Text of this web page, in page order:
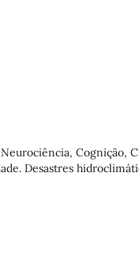
Cognição,
Desastres